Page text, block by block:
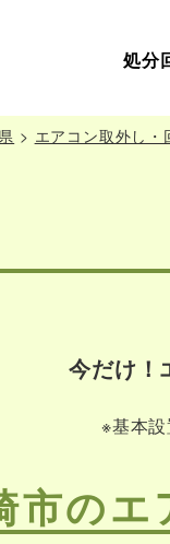
処分
> エアコン取外し・
今だけ！
※基本
市のエ